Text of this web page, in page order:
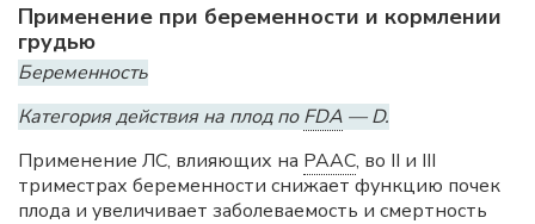
Применение при беременности и кормлении
грудью
Беременность
Категория действия на плод поFDA — D.
Применение ЛС, влияющих на РААС, во II и III
триместрах беременности снижает функцию почек
плода и увеличивает заболеваемость и смертность